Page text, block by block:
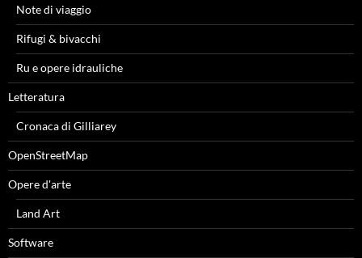
Note di viaggio
Rifugi & bivacchi
Ru e opere idrauliche
Letteratura
Cronaca di Gilliarey
OpenStreetMap
Opere d'arte
Land Art
Software